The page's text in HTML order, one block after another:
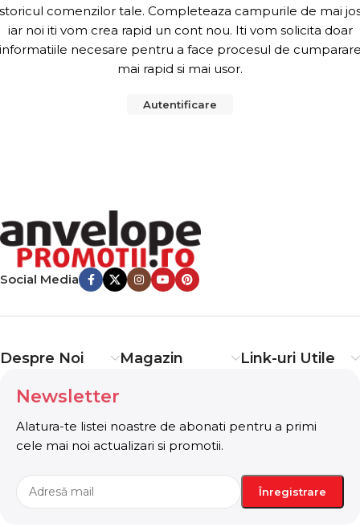
comenzilor tale. Completeaza campurile de mai
iar noi iti vom crea rapid un cont nou. Iti vom solicita doar
necesare pentru a face procesul de
mai rapid si mai usor.
Autentificare
Social Media
Despre Noi Magazin Link-uri Utile
Newsletter
Alatura-te listei noastre de abonati pentru a primi
cele mai noi actualizari si promotii.